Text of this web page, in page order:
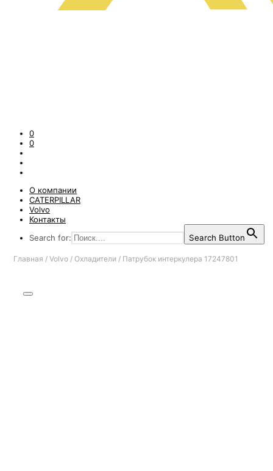
0
0
О компании
CATERPILLAR
Volvo
Контакты
Search for:
Search Button
Главная / Volvo / Охладители / Патрубок интеркулера 17247801